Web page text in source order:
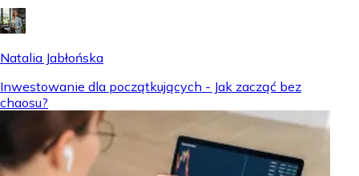
Natalia Jabłońska
Inwestowanie dla początkujących - Jak zacząć bez
chaosu?